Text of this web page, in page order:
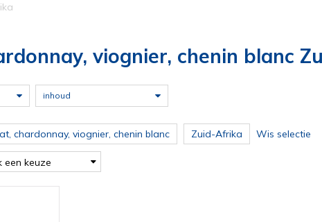
viognier, chenin blanc
inhoud
chardonnay, viognier, chenin blanc Zuid-Afrika Wis selectie
een keuze